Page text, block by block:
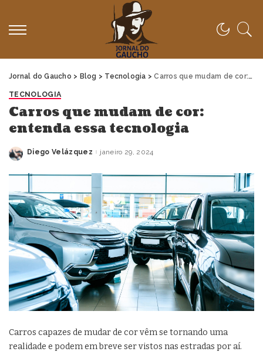
Jornal do Gaucho > Blog > Tecnologia >Carros que mudam de cor: entenda essa tecnologia
TECNOLOGIA
Carros que mudam de cor:
entenda essa tecnologia
Posted
Diego Velázquez janeiro 29, 2024
Carros capazes de mudar de cor vêm se tornando uma
realidade e podem em breve ser vistos nas estradas por aí.